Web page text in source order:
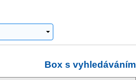
Box s vyhledáváním